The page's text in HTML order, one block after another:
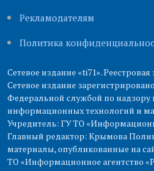
Рекламодателям
Политика
Сетевое издание «ti71».
Сетевое издание
Федеральной службой по надзору
информационных технологий и
Учредитель: ГУ ТО
Главный редактор: Крымова
материалы, опубликованные на
ТО «Информационное агентство